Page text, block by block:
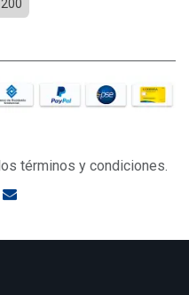
términos y condiciones.